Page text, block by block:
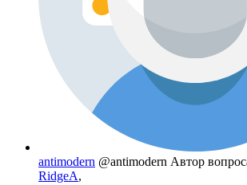
antimodern @antimodern Автор
RidgeA,